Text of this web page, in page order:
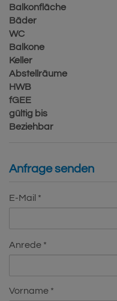
Balkonfläche
Bäder
WC
Balkone
Keller
Abstellräume
HWB
fGEE
gültig bis
Beziehbar
Anfrage senden
E-Mail
Anrede
Vorname